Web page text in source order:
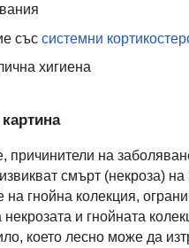
със системни
хигиена
причинители на
смърт (некроза)
на гнойна колекция,
некрозата и гнойната
което лесно може да